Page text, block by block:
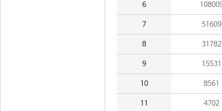
6
7 51609
8 31782
9 15531
10 8561
11 4702